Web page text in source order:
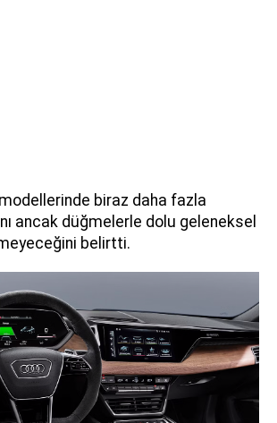
biraz daha fazla
ancak düğmelerle dolu geleneksel
belirtti.